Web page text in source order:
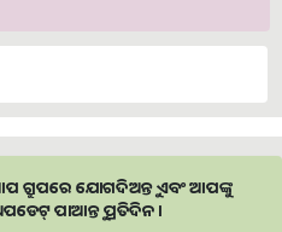
ଗ୍ରୁପରେ ଯୋଗଦିଅନ୍ତୁ ଏବଂ ଆପଙ୍କୁ
ପାଆନ୍ତୁ ପ୍ରତିଦିନ ।